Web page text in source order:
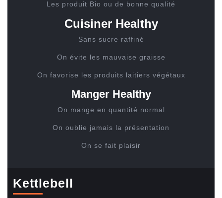
Les produit Bio ou de bonne qualité
Cuisiner Healthy
Sans sucre raffiné
On évite les mauvaise graisse
On favorise les produits laitiers végétaux
Manger Healthy
On mange en quantité normal
On oublie jamais la présentation
On se fait plaisir
Kettlebell